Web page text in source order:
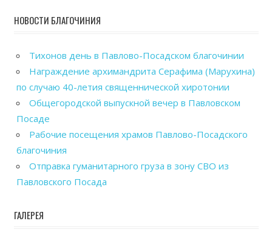
НОВОСТИ БЛАГОЧИНИЯ
Тихонов день в Павлово-Посадском благочинии
Награждение архимандрита Серафима (Марухина)
по случаю 40-летия священнической хиротонии
Общегородской выпускной вечер в Павловском
Посаде
Рабочие посещения храмов Павлово-Посадского
благочиния
Отправка гуманитарного груза в зону СВО из
Павловского Посада
ГАЛЕРЕЯ